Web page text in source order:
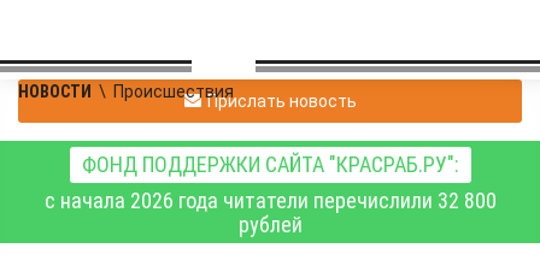
НОВОСТИ \ ПроисшествияПрислать новость
ФОНД ПОДДЕРЖКИ САЙТА "КРАСРАБ.РУ":
с начала 2026 года читатели перечислили 32 800
рублей